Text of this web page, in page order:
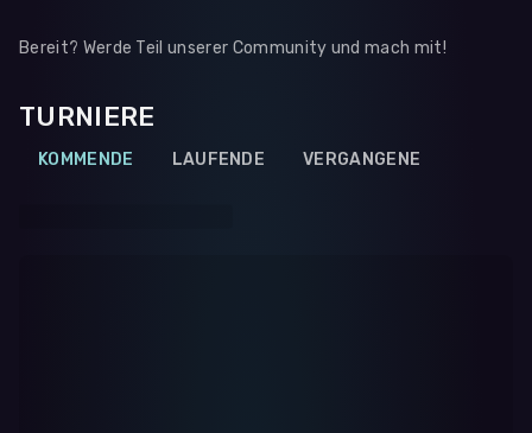
Bereit? Werde Teil unserer Community und mach mit!
TURNIERE
KOMMENDE LAUFENDE VERGANGENE